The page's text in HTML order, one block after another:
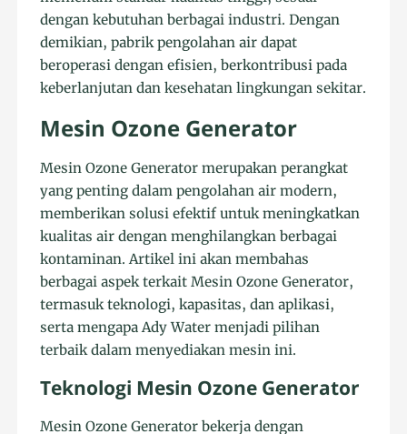
dengan kebutuhan berbagai industri. Dengan
demikian, pabrik pengolahan air dapat
beroperasi dengan efisien, berkontribusi pada
keberlanjutan dan kesehatan lingkungan sekitar.
Mesin Ozone Generator
Mesin Ozone Generator merupakan perangkat
yang penting dalam pengolahan air modern,
memberikan solusi efektif untuk meningkatkan
kualitas air dengan menghilangkan berbagai
kontaminan. Artikel ini akan membahas
berbagai aspek terkait Mesin Ozone Generator,
termasuk teknologi, kapasitas, dan aplikasi,
serta mengapa Ady Water menjadi pilihan
terbaik dalam menyediakan mesin ini.
Teknologi Mesin Ozone Generator
Mesin Ozone Generator bekerja dengan